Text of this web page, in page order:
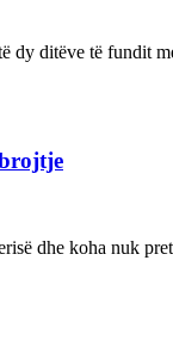
dy ditëve të fundit
dhe koha nuk